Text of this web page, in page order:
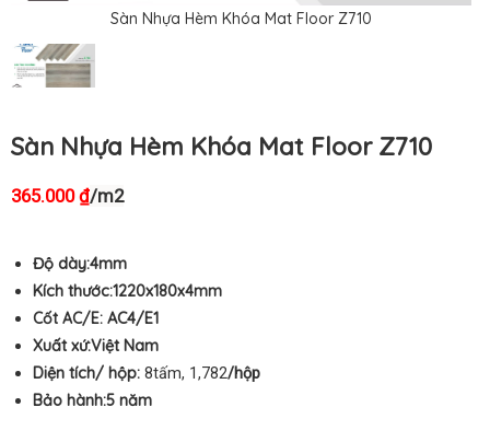
Sàn Nhựa Hèm Khóa Mat Floor Z710
Sàn Nhựa Hèm Khóa Mat Floor Z710
365.000₫/m2
Độ dày:4mm
Kích thước:1220x180x4mm
Cốt AC/E: AC4/E1
Xuất xứ:Việt Nam
Diện tích/ hộp: 8tấm, 1,782/hộp
Bảo hành:5 năm